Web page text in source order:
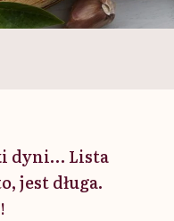
dyni… Lista
jest długa.